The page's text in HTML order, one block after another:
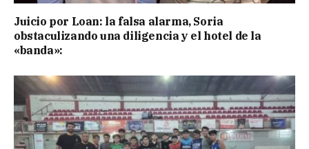
Juicio por Loan: la falsa alarma, Soria
obstaculizando una diligencia y el hotel de la
«banda»: